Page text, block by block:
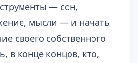
— сон,
мысли — и начать
своего собственного
в конце концов, кто,